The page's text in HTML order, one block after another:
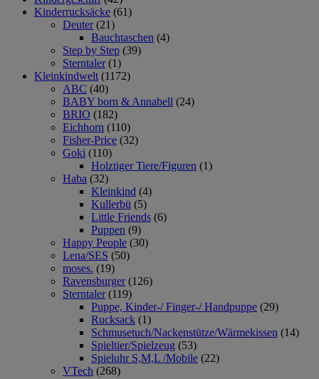
Kinderrucksäcke (61)
Deuter (21)
Bauchtaschen (4)
Step by Step (39)
Sterntaler (1)
Kleinkindwelt (1172)
ABC (40)
BABY born & Annabell (24)
BRIO (182)
Eichhorn (110)
Fisher-Price (32)
Goki (110)
Holztiger Tiere/Figuren (1)
Haba (32)
Kleinkind (4)
Kullerbü (5)
Little Friends (6)
Puppen (9)
Happy People (30)
Lena/SES (50)
moses. (19)
Ravensburger (126)
Sterntaler (119)
Puppe, Kinder-/ Finger-/ Handpuppe (29)
Rucksack (1)
Schmusetuch/Nackenstütze/Wärmekissen (14)
Spieltier/Spielzeug (53)
Spieluhr S,M,L /Mobile (22)
VTech (268)